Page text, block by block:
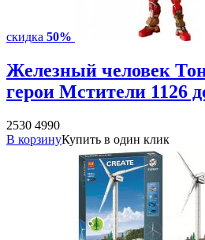
скидка 50%
Железный человек
герои Мстители 1126
2530 4990
В корзинуКупить в один клик